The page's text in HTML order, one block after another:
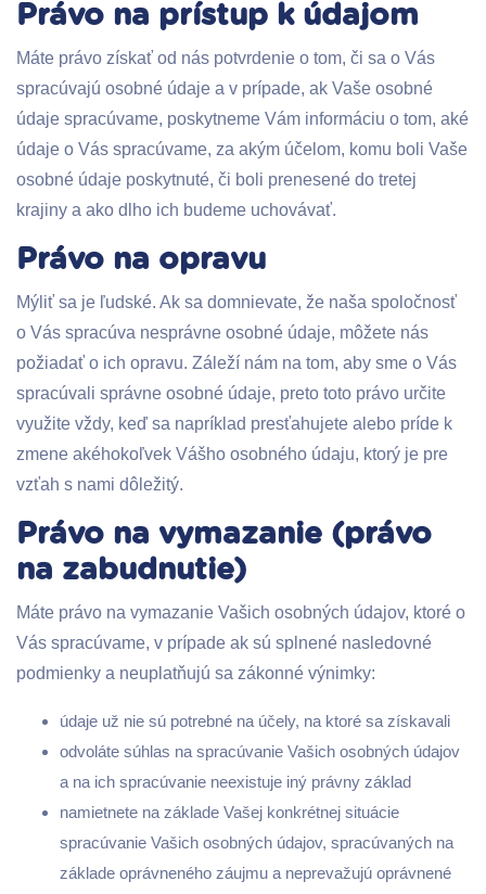
Právo na prístup k údajom
Máte právo získať od nás potvrdenie o tom, či sa o Vás
spracúvajú osobné údaje a v prípade, ak Vaše osobné
údaje spracúvame, poskytneme Vám informáciu o tom, aké
údaje o Vás spracúvame, za akým účelom, komu boli Vaše
osobné údaje poskytnuté, či boli prenesené do tretej
krajiny a ako dlho ich budeme uchovávať.
Právo na opravu
Mýliť sa je ľudské. Ak sa domnievate, že naša spoločnosť
o Vás spracúva nesprávne osobné údaje, môžete nás
požiadať o ich opravu. Záleží nám na tom, aby sme o Vás
spracúvali správne osobné údaje, preto toto právo určite
využite vždy, keď sa napríklad presťahujete alebo príde k
zmene akéhokoľvek Vášho osobného údaju, ktorý je pre
vzťah s nami dôležitý.
Právo na vymazanie (právo
na zabudnutie)
Máte právo na vymazanie Vašich osobných údajov, ktoré o
Vás spracúvame, v prípade ak sú splnené nasledovné
podmienky a neuplatňujú sa zákonné výnimky:
údaje už nie sú potrebné na účely, na ktoré sa získavali
odvoláte súhlas na spracúvanie Vašich osobných údajov
a na ich spracúvanie neexistuje iný právny základ
namietnete na základe Vašej konkrétnej situácie
spracúvanie Vašich osobných údajov, spracúvaných na
základe oprávneného záujmu a neprevažujú oprávnené